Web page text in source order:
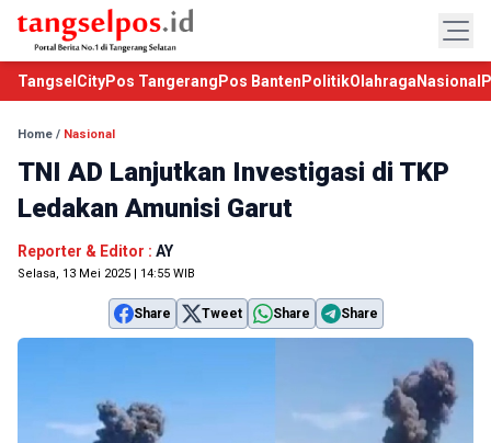
TangselCityPos Tangerang Pos Banten PolitikOlahraga Nasional
Home / Nasional
TNI AD Lanjutkan Investigasi di TKP
Ledakan Amunisi Garut
Reporter & Editor : AY
Selasa, 13 Mei 2025 | 14:55 WIB
Share Tweet Share Share